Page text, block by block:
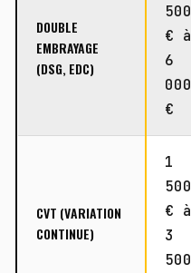
DOUBLE
EMBRAYAGE
(DSG, EDC)
500
€ à
6
000
€
CVT (VARIATION
CONTINUE)
1
500
€ à
3
500